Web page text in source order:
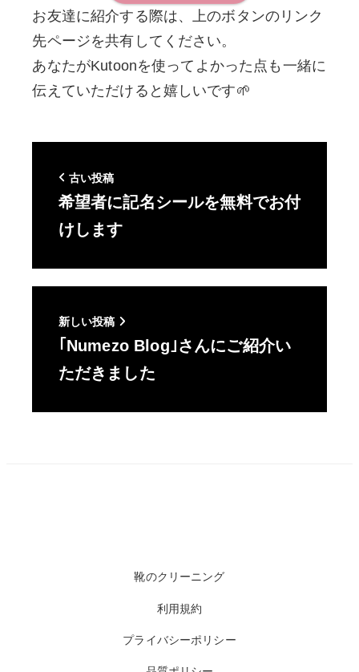
お友達に紹介する際は、上のボタンのリンク
先ページを共有してください。
あなたがKutoonを使ってよかった点も一緒に
伝えていただけると嬉しいです🌱
古い投稿
希望者に記名シールを無料でお付
けします
新しい投稿
｢Numezo Blog｣さんにご紹介い
ただきました
靴のクリーニング
利用規約
プライバシーポリシー